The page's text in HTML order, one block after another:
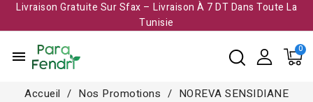
Livraison Gratuite Sur Sfax – Livraison À 7 DT Dans Toute La
Tunisie​
menu
Accueil Nos Promotions
NOREVA SENSIDIANE